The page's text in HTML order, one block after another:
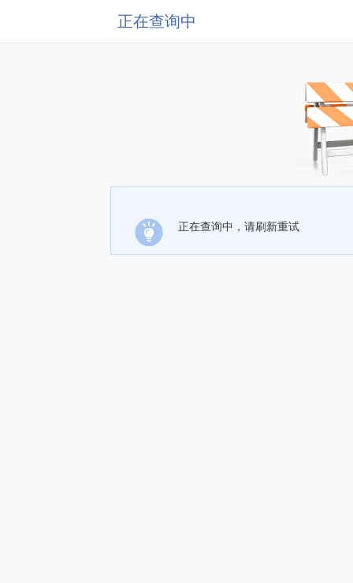
正在查询中
正在查询中，请刷新重试